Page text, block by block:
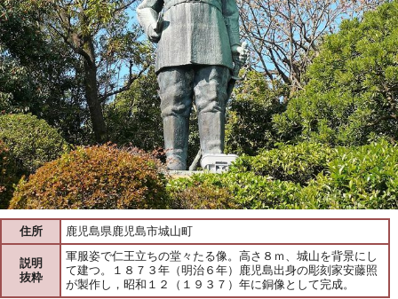
住所 鹿児島県鹿児島市城山町
説明
抜粋
軍服姿で仁王立ちの堂々たる像。高さ８ｍ、城山を背景にし
て建つ。１８７３年（明治６年）鹿児島出身の彫刻家安藤照
が製作し，昭和１２（１９３７）年に銅像として完成。